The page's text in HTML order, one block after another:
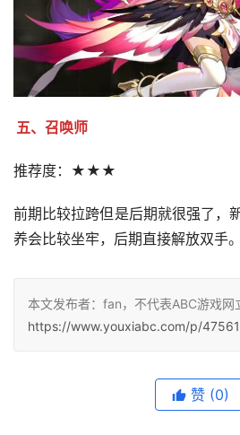
五、召唤师
推荐度：★★★
前期比较拉跨但是后期就很强了，
养会比较坐牢，后期直接解放双手。
本文发布者：fan，不代表ABC游戏网
https://www.youxiabc.com/p/
赞 (0)